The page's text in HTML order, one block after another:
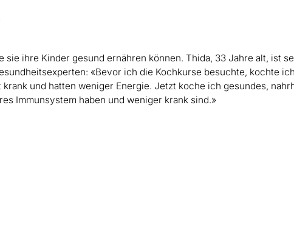
ihre Kinder gesund ernähren können. Thida, 33 Jahre alt, ist
«Bevor ich die Kochkurse besuchte, kochte
und hatten weniger Energie. Jetzt koche ich gesundes,
Immunsystem haben und weniger krank sind.»